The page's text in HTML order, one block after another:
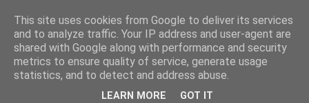
This site uses cookies from Google to deliver its services
and to analyze traffic. Your IP address and user-agent are
shared with Google along with performance and security
metrics to ensure quality of service, generate usage
statistics, and to detect and address abuse.
LEARN MORE GOT IT